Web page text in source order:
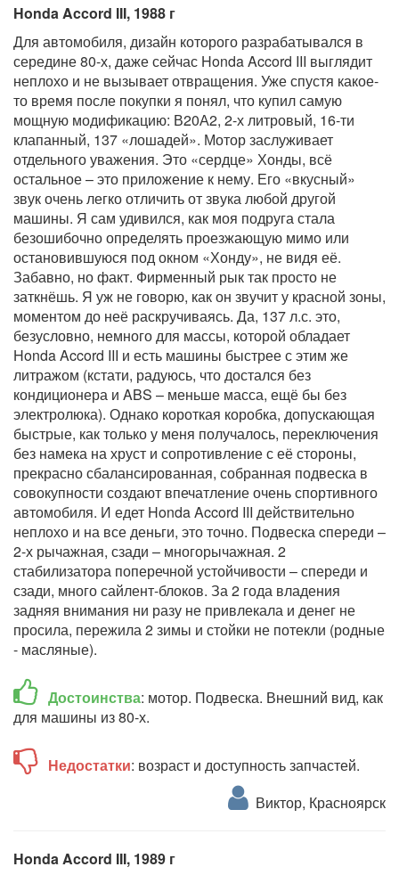
Honda Accord III, 1988 г
Для автомобиля, дизайн которого разрабатывался в
середине 80-х, даже сейчас Honda Accord III выглядит
неплохо и не вызывает отвращения. Уже спустя какое-
то время после покупки я понял, что купил самую
мощную модификацию: В20А2, 2-х литровый, 16-ти
клапанный, 137 «лошадей». Мотор заслуживает
отдельного уважения. Это «сердце» Хонды, всё
остальное – это приложение к нему. Его «вкусный»
звук очень легко отличить от звука любой другой
машины. Я сам удивился, как моя подруга стала
безошибочно определять проезжающую мимо или
остановившуюся под окном «Хонду», не видя её.
Забавно, но факт. Фирменный рык так просто не
заткнёшь. Я уж не говорю, как он звучит у красной зоны,
моментом до неё раскручиваясь. Да, 137 л.с. это,
безусловно, немного для массы, которой обладает
Honda Accord III и есть машины быстрее с этим же
литражом (кстати, радуюсь, что достался без
кондиционера и ABS – меньше масса, ещё бы без
электролюка). Однако короткая коробка, допускающая
быстрые, как только у меня получалось, переключения
без намека на хруст и сопротивление с её стороны,
прекрасно сбалансированная, собранная подвеска в
совокупности создают впечатление очень спортивного
автомобиля. И едет Honda Accord III действительно
неплохо и на все деньги, это точно. Подвеска cпереди –
2-х рычажная, сзади – многорычажная. 2
стабилизатора поперечной устойчивости – спереди и
сзади, много сайлент-блоков. За 2 года владения
задняя внимания ни разу не привлекала и денег не
просила, пережила 2 зимы и стойки не потекли (родные
- масляные).
Достоинства: мотор. Подвеска. Внешний вид, как
для машины из 80-х.
Недостатки: возраст и доступность запчастей.
Виктор, Красноярск
Honda Accord III, 1989 г